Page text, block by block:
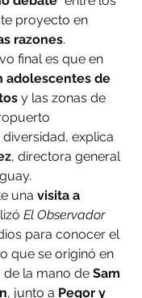
proyecto en
razones.
final es que en
adolescentes de
y las zonas de
explica
, directora general
una visita a
El Observador
para conocer el
que se originó en
de la mano de Sam
, junto a Pegor y